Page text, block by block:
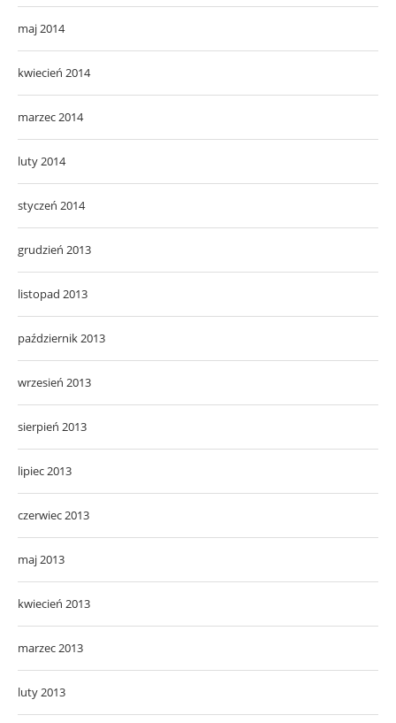
maj 2014
kwiecień 2014
marzec 2014
luty 2014
styczeń 2014
grudzień 2013
listopad 2013
październik 2013
wrzesień 2013
sierpień 2013
lipiec 2013
czerwiec 2013
maj 2013
kwiecień 2013
marzec 2013
luty 2013